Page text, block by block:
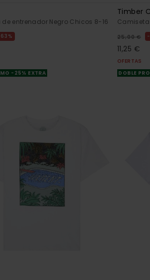
entrenador Negro Chicos 8-16
63%
-25% EXTRA
Timber
25,00 €
11,25 €
OFERTAS
DOBLE